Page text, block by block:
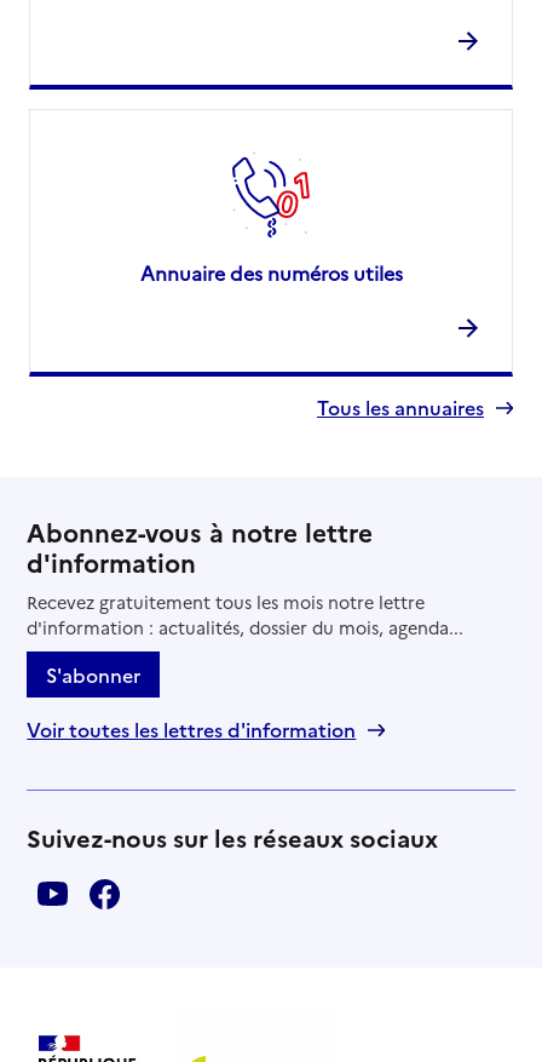
Annuaire des numéros utiles
Tous les annuaires
Abonnez-vous à notre lettre
d'information
Recevez gratuitement tous les mois notre lettre
d'information : actualités, dossier du mois, agenda...
S'abonner
Voir toutes les lettres d'information
Suivez-nous sur les réseaux sociaux